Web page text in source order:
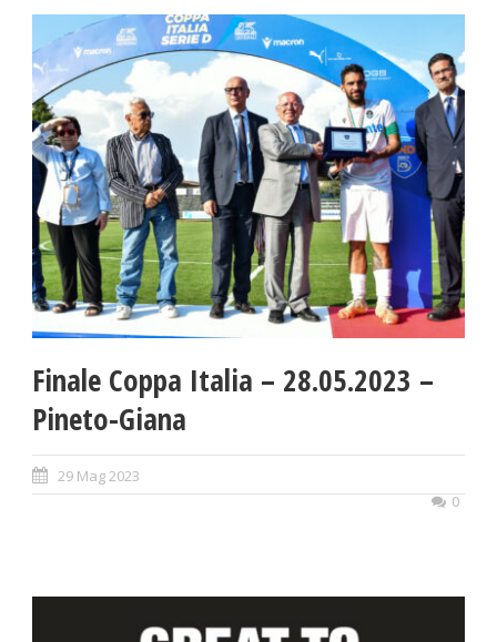
Finale Coppa Italia – 28.05.2023 –
Pineto-Giana
29 Mag 2023
0